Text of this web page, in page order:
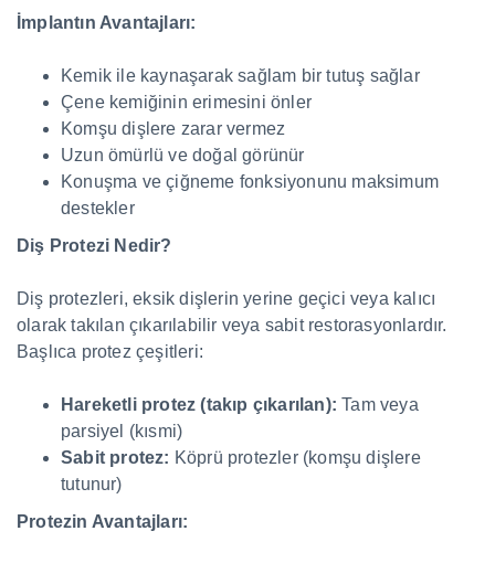
İmplantın Avantajları:
Kemik ile kaynaşarak sağlam bir tutuş sağlar
Çene kemiğinin erimesini önler
Komşu dişlere zarar vermez
Uzun ömürlü ve doğal görünür
Konuşma ve çiğneme fonksiyonunu maksimum
destekler
Diş Protezi Nedir?
Diş protezleri, eksik dişlerin yerine geçici veya kalıcı
olarak takılan çıkarılabilir veya sabit restorasyonlardır.
Başlıca protez çeşitleri:
Hareketli protez (takıp çıkarılan): Tam veya
parsiyel (kısmi)
Sabit protez: Köprü protezler (komşu dişlere
tutunur)
Protezin Avantajları: